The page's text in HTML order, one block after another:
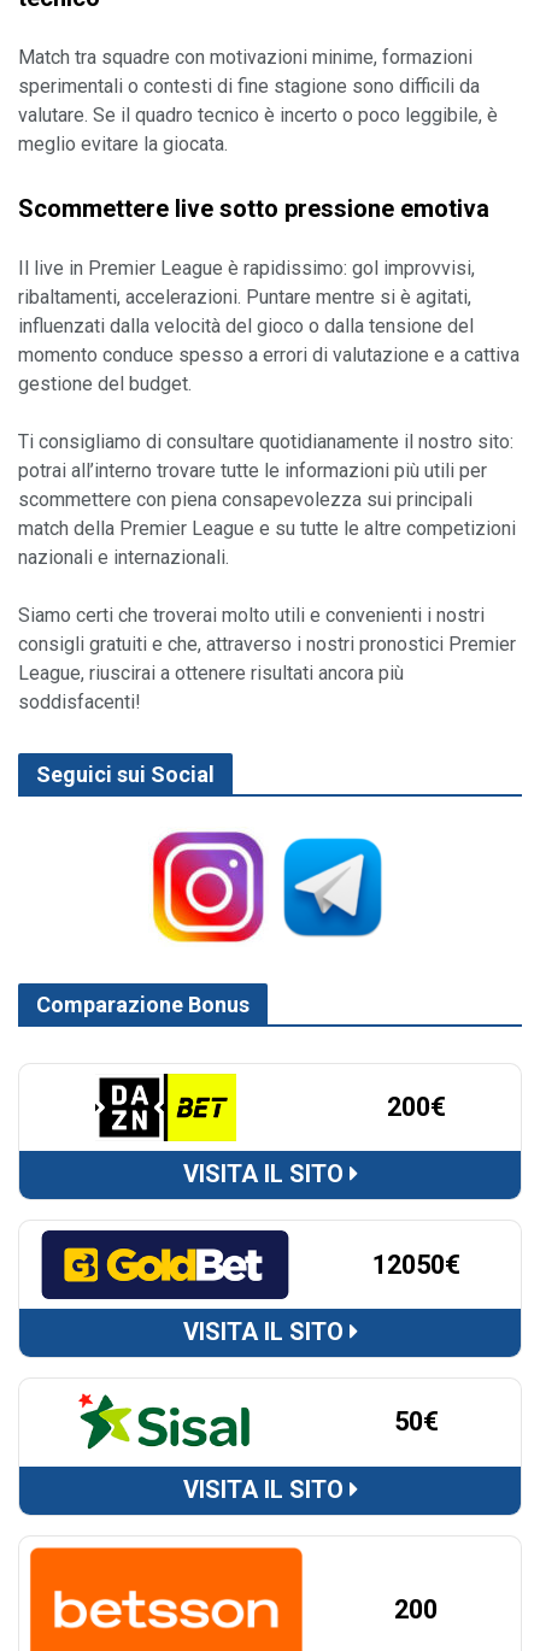
Match tra squadre con motivazioni minime, formazioni
sperimentali o contesti di fine stagione sono difficili da
valutare. Se il quadro tecnico è incerto o poco leggibile, è
meglio evitare la giocata.
Scommettere live sotto pressione emotiva
Il live in Premier League è rapidissimo: gol improvvisi,
ribaltamenti, accelerazioni. Puntare mentre si è agitati,
influenzati dalla velocità del gioco o dalla tensione del
momento conduce spesso a errori di valutazione e a cattiva
gestione del budget.
Ti consigliamo di consultare quotidianamente il nostro sito:
potrai all’interno trovare tutte le informazioni più utili per
scommettere con piena consapevolezza sui principali
match della Premier League e su tutte le altre competizioni
nazionali e internazionali.
Siamo certi che troverai molto utili e convenienti i nostri
consigli gratuiti e che, attraverso i nostri pronostici Premier
League, riuscirai a ottenere risultati ancora più
soddisfacenti!
Seguici sui Social
Comparazione Bonus
200€
VISITA IL SITO
12050€
VISITA IL SITO
50€
VISITA IL SITO
200